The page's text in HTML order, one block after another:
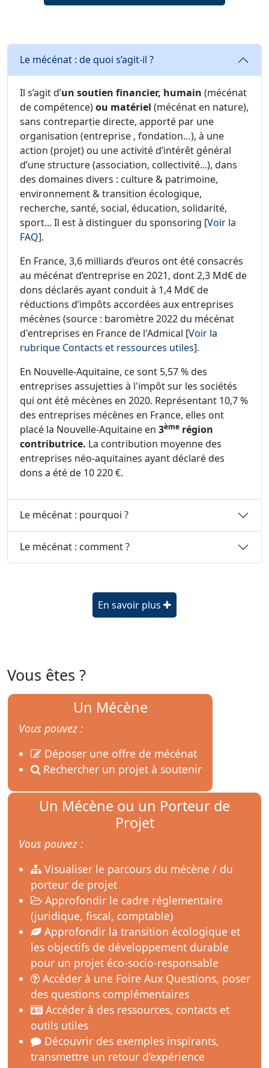
Le mécénat : de quoi s’agit-il ?
Il s’agit d’un soutien financier, humain (mécénat
de compétence)ou matériel (mécénat en nature),
sans contrepartie directe, apporté par une
organisation (entreprise , fondation…), à une
action (projet) ou une activité d’intérêt général
d’une structure (association, collectivité...), dans
des domaines divers : culture & patrimoine,
environnement & transition écologique,
recherche, santé, social, éducation, solidarité,
sport... Il est à distinguer du sponsoring [Voir la
FAQ].
En France, 3,6 milliards d’euros ont été consacrés
au mécénat d’entreprise en 2021, dont 2,3 Md€ de
dons déclarés ayant conduit à 1,4 Md€ de
réductions d’impôts accordées aux entreprises
mécènes (source : baromètre 2022 du mécénat
d'entreprises en France de l'Admical [Voir la
rubrique Contacts et ressources utiles].
En Nouvelle-Aquitaine, ce sont 5,57 % des
entreprises assujetties à l'impôt sur les sociétés
qui ont été mécènes en 2020. Représentant 10,7 %
des entreprises mécènes en France, elles ont
placé la Nouvelle-Aquitaine en 3ème région
contributrice. La contribution moyenne des
entreprises néo-aquitaines ayant déclaré des
dons a été de 10 220 €.
Le mécénat : pourquoi ?
Le mécénat : comment ?
En savoir plus
Vous êtes ?
Un Mécène
Vous pouvez :
Déposer une offre de mécénat
Rechercher un projet à soutenir
Un Mécène ou un Porteur de
Projet
Vous pouvez :
Visualiser le parcours du mécène / du
porteur de projet
Approfondir le cadre réglementaire
(juridique, fiscal, comptable)
Approfondir la transition écologique et
les objectifs de développement durable
pour un projet éco-socio-responsable
Accéder à une Foire Aux Questions, poser
des questions complémentaires
Accéder à des ressources, contacts et
outils utiles
Découvrir des exemples inspirants,
transmettre un retour d’expérience